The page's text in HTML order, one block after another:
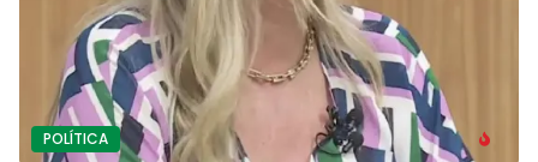
POLÍTICA